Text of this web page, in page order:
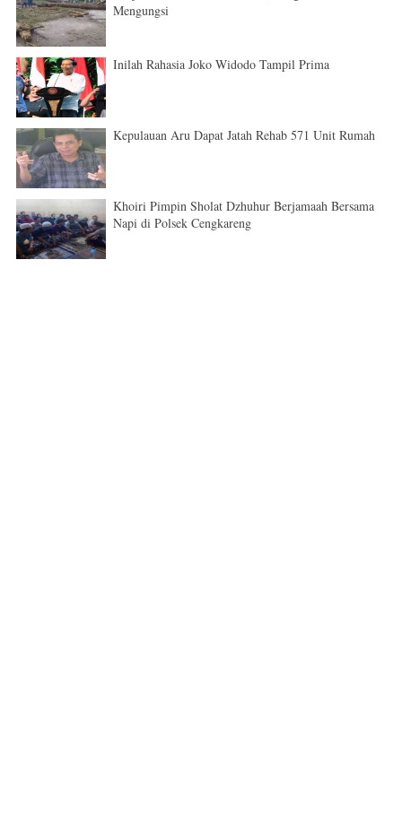
Mengungsi
Inilah Rahasia Joko Widodo Tampil Prima
Kepulauan Aru Dapat Jatah Rehab 571 Unit Rumah
Khoiri Pimpin Sholat Dzhuhur Berjamaah Bersama
Napi di Polsek Cengkareng